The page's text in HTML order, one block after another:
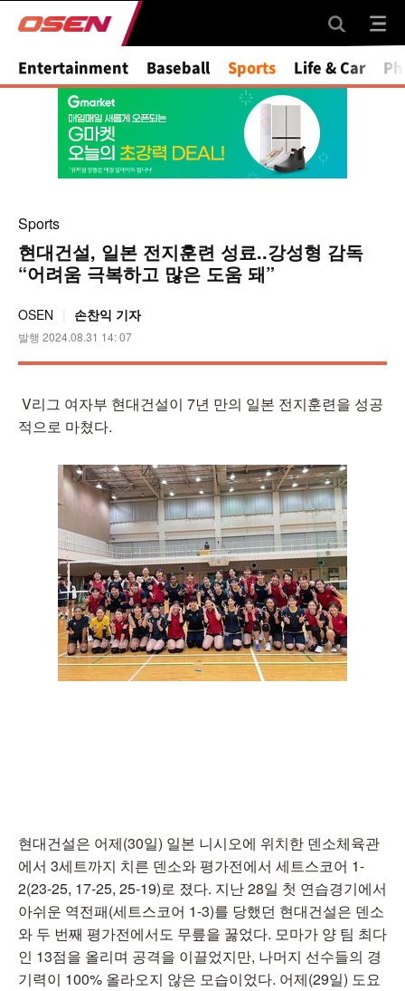
Entertainment Baseball Sports Life & Car
Sports
현대건설, 일본 전지훈련 성료..강성형 감독
“어려움 극복하고 많은 도움 돼”
OSEN 손찬익 기자
발행 2024.08.31 14: 07
V리그 여자부 현대건설이 7년 만의 일본 전지훈련을 성공
적으로 마쳤다.
현대건설은 어제(30일) 일본 니시오에 위치한 덴소체육관
에서 3세트까지 치른 덴소와 평가전에서 세트스코어 1-
2(23-25, 17-25, 25-19)로 졌다. 지난 28일 첫 연습경기에서
아쉬운 역전패(세트스코어 1-3)를 당했던 현대건설은 덴소
와 두 번째 평가전에서도 무릎을 꿇었다. 모마가 양 팀 최다
인 13점을 올리며 공격을 이끌었지만, 나머지 선수들의 경
기력이 100% 올라오지 않은 모습이었다. 어제(29일) 도요